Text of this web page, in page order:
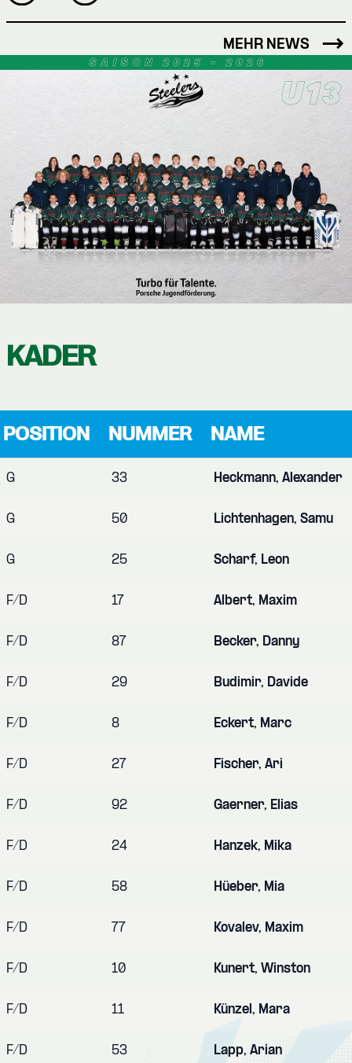
MEHR NEWS
KADER
POSITION NUMMER NAME
G 33 Heckmann, Alexander
G 50 Lichtenhagen, Samu
G 25 Scharf, Leon
F/D 17 Albert, Maxim
F/D 87 Becker, Danny
F/D 29 Budimir, Davide
F/D 8 Eckert, Marc
F/D 27 Fischer, Ari
F/D 92 Gaerner, Elias
F/D 24 Hanzek, Mika
F/D 58 Hüeber, Mia
F/D 77 Kovalev, Maxim
F/D 10 Kunert, Winston
F/D 11 Künzel, Mara
F/D 53 Lapp, Arian